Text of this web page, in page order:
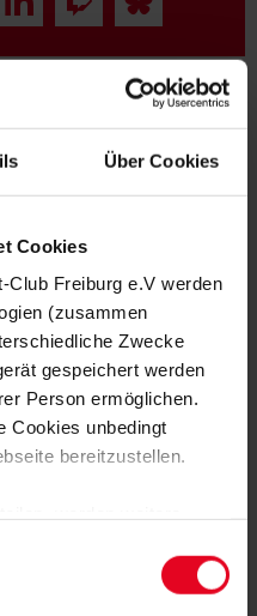
Über Cookies
Cookies
Club Freiburg e.V werden
(zusammen
Zwecke
gespeichert werden
Person ermöglichen.
Cookies unbedingt
bereitzustellen.
Identifikatoren oder
Durch Klicken auf den
0